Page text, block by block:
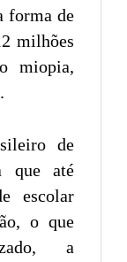
forma de
milhões
miopia,
de
que até
escolar
o que
a